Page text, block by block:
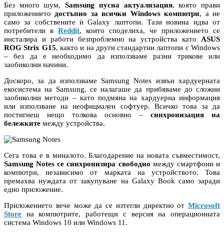
Без много шум,Samsung пусна актуализация, която прави
приложението достъпно за всички Windows компютри, а не
само за собствените ѝ Galaxy лаптопи. Тази новина идва от
потребители в Reddit, които споделиха, че приложението се
инсталира и работи безпроблемно на устройства като ASUS
ROG Strix G15, както и на други стандартни лаптопи с Windows
– без да е необходимо да използваме разни трикове или
заобиколни начини.
Доскоро, за да използваме Samsung Notes извън хардуерната
екосистема на Samsung, се налагаше да прибяваме до сложни
заобиколни методи – като подмяна на хардуерна информация
или използване на неофициален софтуер. Всичко това за да
постигнеш нещо толкова основно – синхронизация на
бележките между устройства.
Сега това е в миналото. Благодарение на новата съвместимост,
Samsung Notes се синхронизира свободно между смартфони и
компютри, независимо от марката на устройството. Това
премахва нуждата от закупуване на Galaxy Book само заради
едно приложение.
Приложението вече може да се изтегли директно от Microsoft
Store на компютрите, работещи с версия на операционната
система Windows 10 или Windows 11.